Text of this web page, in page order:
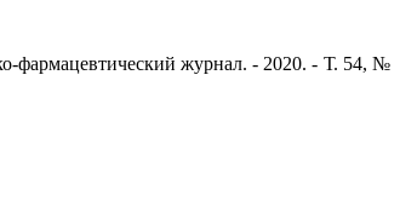
фармацевтический журнал. - 2020. - Т. 54, №